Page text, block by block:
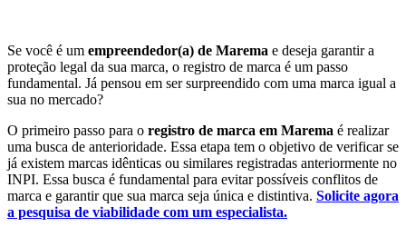
Se você é um empreendedor(a) de Marema e deseja garantir a
proteção legal da sua marca, o registro de marca é um passo
fundamental. Já pensou em ser surpreendido com uma marca igual a
sua no mercado?
O primeiro passo para o registro de marca em Marema é realizar
uma busca de anterioridade. Essa etapa tem o objetivo de verificar se
já existem marcas idênticas ou similares registradas anteriormente no
INPI. Essa busca é fundamental para evitar possíveis conflitos de
marca e garantir que sua marca seja única e distintiva. Solicite agora
a pesquisa de viabilidade com um especialista.